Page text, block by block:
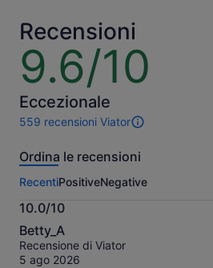
adulto
Recensioni
9.6/10
9.6
su
10
Eccezionale
559 recensioni Viator
559
di
attività.
Maggiori
informazioni
sulle
nostre
recensioni
Ordina le recensioni
RecentiPositiveNegative
10.0/10
10.0
su
10
Betty_A
Recensione di Viator
5 ago 2026